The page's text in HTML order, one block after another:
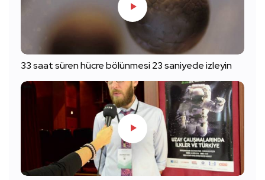
33 saat süren hücre bölünmesi 23 saniyede izleyin